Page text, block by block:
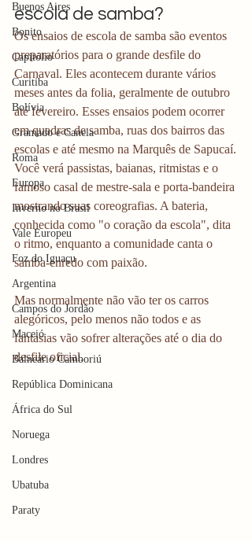
Buenos Aires
Bonito
Capitólio
Curitiba
Bolívia
Gramado e Canela
Roma
Europa
Inverno no Brasil
Vale Europeu
Foz do Iguaçu
Argentina
Campos do Jordão
Maceió
Balneário Camboriú
República Dominicana
África do Sul
Noruega
Londres
Ubatuba
Paraty
escola de samba?
Os ensaios de escola de samba são eventos
preparatórios para o grande desfile do
Carnaval. Eles acontecem durante vários
meses antes da folia, geralmente de outubro
até fevereiro. Esses ensaios podem ocorrer
em quadras de samba, ruas dos bairros das
escolas e até mesmo na Marquês de Sapucaí.
Você verá passistas, baianas, ritmistas e o
famoso casal de mestre-sala e porta-bandeira
mostrando suas coreografias. A bateria,
conhecida como "o coração da escola", dita
o ritmo, enquanto a comunidade canta o
samba-enredo com paixão.
Mas normalmente não vão ter os carros
alegóricos, pelo menos não todos e as
fantasias vão sofrer alterações até o dia do
desfile oficial.